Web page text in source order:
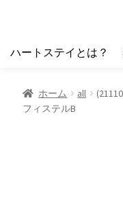
ハートステイとは？
ホーム all
フィステルB